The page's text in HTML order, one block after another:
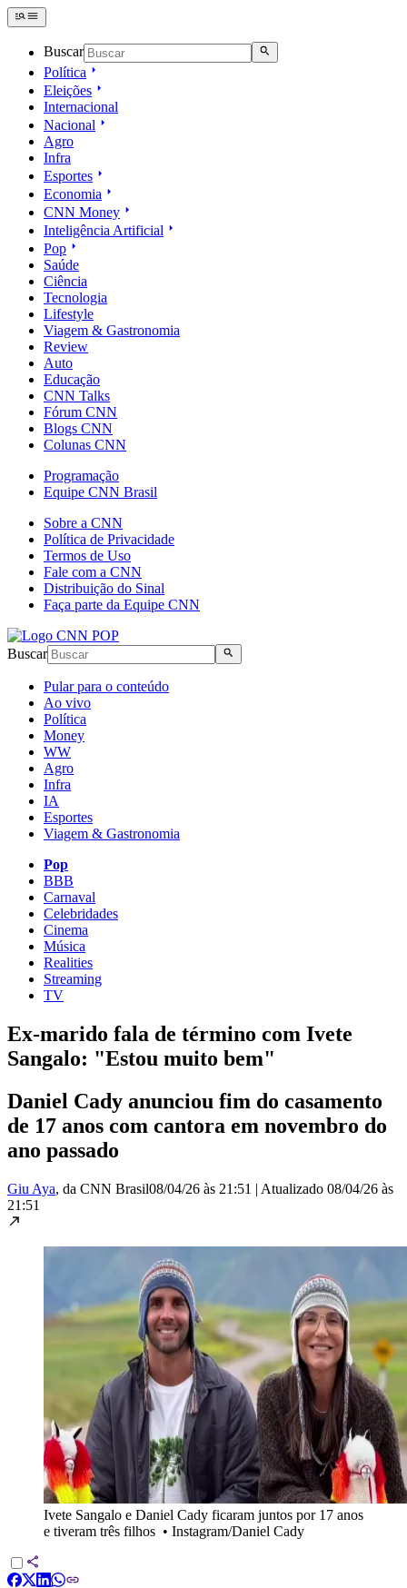
Buscar
Política
Eleições
Internacional
Nacional
Agro
Infra
Esportes
Economia
CNN Money
Inteligência Artificial
Pop
Saúde
Ciência
Tecnologia
Lifestyle
Viagem & Gastronomia
Review
Auto
Educação
CNN Talks
Fórum CNN
Blogs CNN
Colunas CNN
Programação
Equipe CNN Brasil
Sobre a CNN
Política de Privacidade
Termos de Uso
Fale com a CNN
Distribuição do Sinal
Faça parte da Equipe CNN
Buscar
Pular para o conteúdo
Ao vivo
Política
Money
WW
Agro
Infra
IA
Esportes
Viagem & Gastronomia
Pop
BBB
Carnaval
Celebridades
Cinema
Música
Realities
Streaming
TV
Ex-marido fala de término com Ivete
Sangalo: "Estou muito bem"
Daniel Cady anunciou fim do casamento
de 17 anos com cantora em novembro do
ano passado
Giu Aya, da CNN Brasil08/04/26 às 21:51 | Atualizado 08/04/26 às
21:51
Ivete Sangalo e Daniel Cady ficaram juntos por 17 anos
e tiveram três filhos • Instagram/Daniel Cady